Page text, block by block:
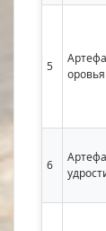
5
оровья
6